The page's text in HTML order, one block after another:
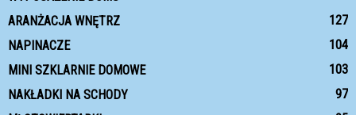
ARANŻACJA WNĘTRZ
127
NAPINACZE
104
MINI SZKLARNIE DOMOWE
103
NAKŁADKI NA SCHODY
97